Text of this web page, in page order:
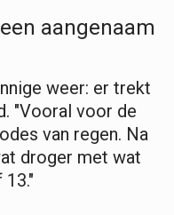
aangenaam
weer: er trekt
"Vooral voor de
van regen. Na
droger met wat